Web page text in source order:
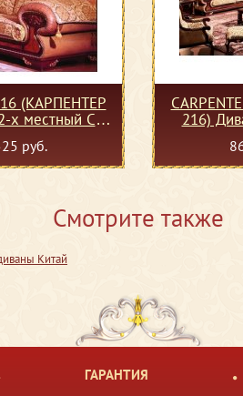
(КАРПЕНТЕР
х местный С
руб.
216)
Смотрите также
Китай
ГАРАНТИЯ